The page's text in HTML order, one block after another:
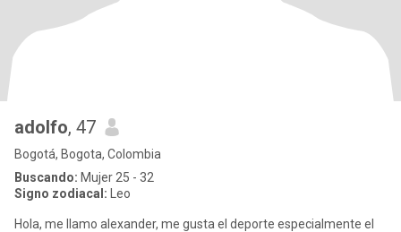
adolfo, 47
Bogotá, Bogota, Colombia
Buscando: Mujer 25 - 32
Signo zodiacal: Leo
Hola, me llamo alexander, me gusta el deporte especialmente el